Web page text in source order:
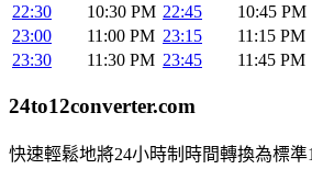
22:30
10:30 PM 22:45
10:45 PM
23:00
11:00 PM 23:15
11:15 PM
23:30
11:30 PM 23:45 11:45 PM
24to12converter.com
快速輕鬆地將24小時制時間轉換為標